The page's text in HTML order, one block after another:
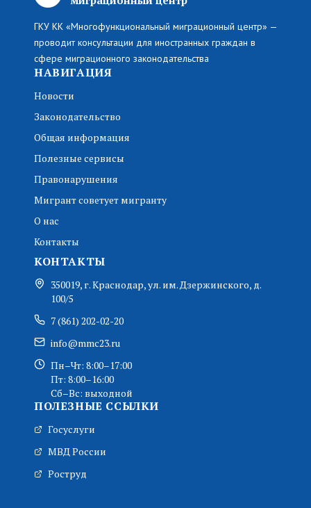
ГКУ КК «Многофункциональный миграционный центр» —
проводит консультации для иностранных граждан в
сфере миграционного законодательства
НАВИГАЦИЯ
Новости
Законодательство
Общая информация
Полезные сервисы
Правонарушения
Мигрант советует мигранту
О нас
Контакты
КОНТАКТЫ
350019, г. Краснодар, ул. им. Дзержинского, д.
100/5
7 (861) 202-02-20
info@mmc23.ru
Пн–Чт: 8:00–17:00
Пт: 8:00–16:00
Сб–Вс: выходной
ПОЛЕЗНЫЕ ССЫЛКИ
Госуслуги
МВД России
Роструд